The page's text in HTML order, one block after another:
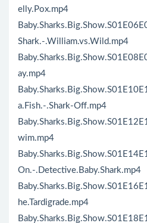
elly.Pox.mp4
Shark.-.William.vs.Wild.mp4
ay.mp4
a.Fish.-.Shark-Off.mp4
wim.mp4
On.-.Detective.Baby.Shark.mp4
he.Tardigrade.mp4